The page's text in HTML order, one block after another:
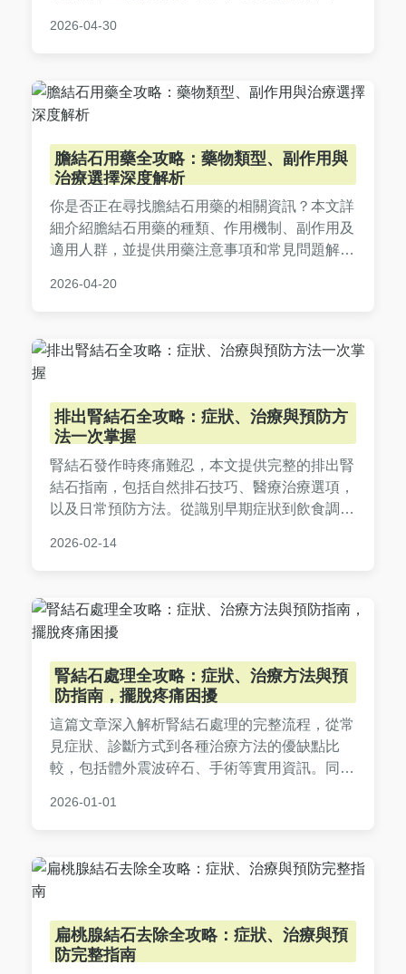
2026-04-30
膽結石用藥全攻略：藥物類型、副作用與
治療選擇深度解析
你是否正在尋找膽結石用藥的相關資訊？本文詳
細介紹膽結石用藥的種類、作用機制、副作用及
適用人群，並提供用藥注意事項和常見問題解
物到輔助治療，全面覆蓋膽結石用藥的實用知
2026-04-20
排出腎結石全攻略：症狀、治療與預防方
法一次掌握
腎結石發作時疼痛難忍，本文提供完整的排出腎
結石指南，包括自然排石技巧、醫療治療選項，
以及日常預防方法。從識別早期症狀到飲食調
容基於實證醫學，實用性強，適合所有關心泌尿
2026-02-14
腎結石處理全攻略：症狀、治療方法與預
防指南，擺脫疼痛困擾
這篇文章深入解析腎結石處理的完整流程，從常
見症狀、診斷方式到各種治療方法的優缺點比
較，包括體外震波碎石、手術等實用資訊。同時
問，幫助您全面了解腎結石處理，減輕疼痛與焦
2026-01-01
扁桃腺結石去除全攻略：症狀、治療與預
防完整指南